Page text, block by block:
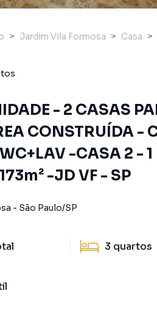
Jardim Vila Formosa Casa
- 2 CASAS
CONSTRUÍDA -
-CASA 2 -
-JD VF - SP
- São Paulo/SP
3 quartos